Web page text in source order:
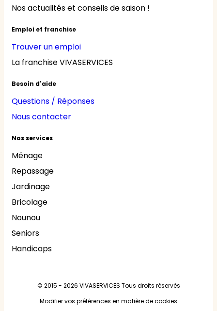
Nos actualités et conseils de saison !
Emploi et franchise
Trouver un emploi
La franchise VIVASERVICES
Besoin d'aide
Questions / Réponses
Nous contacter
Nos services
Ménage
Repassage
Jardinage
Bricolage
Nounou
Seniors
Handicaps
© 2015 - 2026 VIVASERVICES Tous droits réservés
Modifier vos préférences en matière de cookies